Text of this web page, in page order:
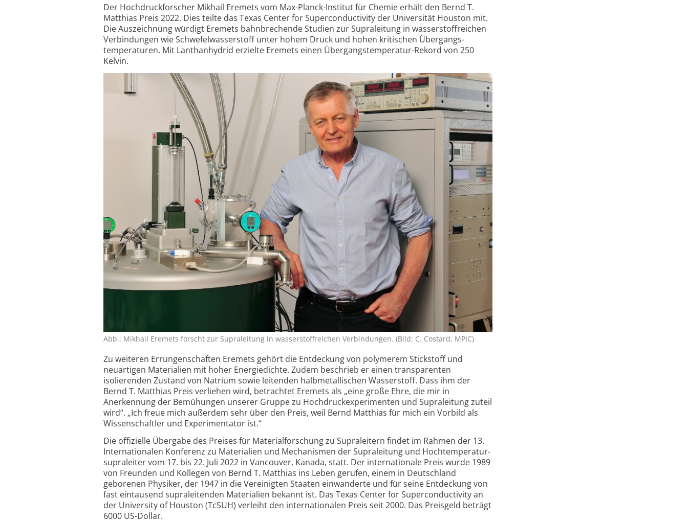
Der Hochdruckforscher Mikhail Eremets vom Max-Planck-Institut für Chemie erhält den Bernd T.
Matthias Preis 2022. Dies teilte das Texas Center for Superconductivity der Universität Houston mit.
Die Auszeichnung würdigt Eremets bahnbrechende Studien zur Supraleitung in wasserstoff­reichen
Verbindungen wie Schwefel­wasserstoff unter hohem Druck und hohen kritischen Übergangs­
temperaturen. Mit Lanthan­hydrid erzielte Eremets einen Übergangs­temperatur-Rekord von 250
Kelvin.
Abb.: Mikhail Eremets forscht zur Supraleitung in wasserstoff­reichen Verbindungen. (Bild: C. Costard, MPIC)
Zu weiteren Errungen­schaften Eremets gehört die Entdeckung von polymerem Stickstoff und
neuartigen Materialien mit hoher Energiedichte. Zudem beschrieb er einen transparenten
isolierenden Zustand von Natrium sowie leitenden halb­metallischen Wasserstoff. Dass ihm der
Bernd T. Matthias Preis verliehen wird, betrachtet Eremets als „eine große Ehre, die mir in
Anerkennung der Bemühungen unserer Gruppe zu Hochdruck­experimenten und Supraleitung zuteil
wird“. „Ich freue mich außerdem sehr über den Preis, weil Bernd Matthias für mich ein Vorbild als
Wissenschaftler und Experimentator ist.“
Die offizielle Übergabe des Preises für Material­forschung zu Supraleitern findet im Rahmen der 13.
Internationalen Konferenz zu Materialien und Mechanismen der Supraleitung und Hochtemperatur­
supraleiter vom 17. bis 22. Juli 2022 in Vancouver, Kanada, statt. Der inter­nationale Preis wurde 1989
von Freunden und Kollegen von Bernd T. Matthias ins Leben gerufen, einem in Deutschland
geborenen Physiker, der 1947 in die Vereinigten Staaten einwanderte und für seine Entdeckung von
fast eintausend supra­leitenden Materialien bekannt ist. Das Texas Center for Super­conductivity an
der University of Houston (TcSUH) verleiht den internationalen Preis seit 2000. Das Preisgeld beträgt
6000 US-Dollar.